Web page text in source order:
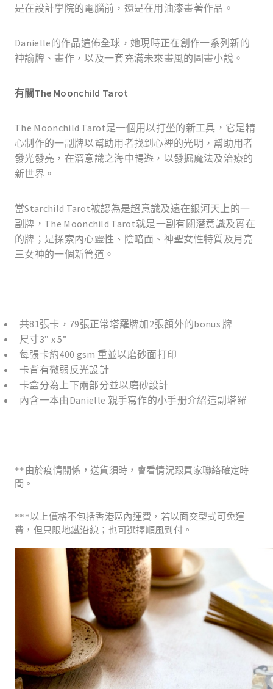
是在設計學院的電腦前，還是在用油漆畫著作品。
Danielle的作品遍佈全球，她現時正在創作一系列新的
神諭牌、畫作，以及一套充滿未來畫風的圖畫小說。
有關 The Moonchild Tarot
The Moonchild Tarot是一個用以打坐的新工具，它是精
心制作的一副牌以幫助用者找到心裡的光明，幫助用者
發光發亮，在潛意識之海中暢遊，以發掘魔法及治療的
新世界。
當Starchild Tarot被認為是超意識及遠在銀河天上的一
副牌， The Moonchild Tarot就是一副有關潛意識及實在
的牌；是探索內心靈性、陰暗面、神聖女性特質及月亮
三女神的一個新管道。
共81張卡， 79張正常塔羅牌加 2張額外的bonus 牌
尺寸3” x 5”
每張卡約400 gsm 重並以磨砂面打印
卡背有微弱反光設計
卡盒分為上下兩部分並以磨砂設計
內含一本由Danielle 親手寫作的小手册介紹這副塔羅
**由於疫情關係，送貨須時，會看情況跟買家聯絡確定時
間。
***以上價格不包括香港區內運費，若以面交型式可免運
費，但只限地鐵沿線；也可選擇順風到付。